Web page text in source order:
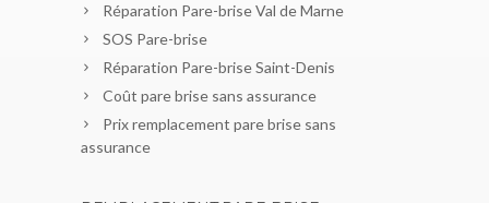
Réparation Pare-brise Val de Marne
SOS Pare-brise
Réparation Pare-brise Saint-Denis
Coût pare brise sans assurance
Prix remplacement pare brise sans
assurance